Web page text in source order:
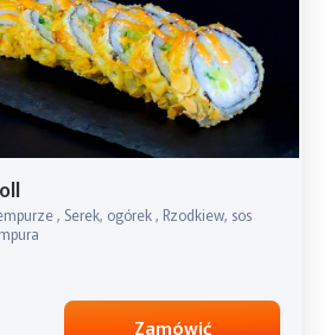
, Serek, ogórek , Rzodkiew, sos
Zamówić